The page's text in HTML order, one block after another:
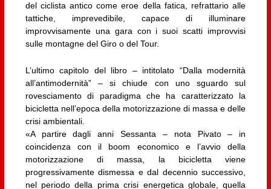
del ciclista antico come eroe della fatica, refrattario alle
tattiche, imprevedibile, capace di illuminare
improvvisamente una gara con i suoi scatti improvvisi
sulle montagne del Giro o del Tour.
L’ultimo capitolo del libro – intitolato “Dalla modernità
all’antimodernità” – si chiude con uno sguardo sul
rovesciamento di paradigma che ha caratterizzato la
bicicletta nell’epoca della motorizzazione di massa e delle
crisi ambientali.
«A partire dagli anni Sessanta – nota Pivato – in
coincidenza con il boom economico e l’avvio della
motorizzazione di massa, la bicicletta viene
progressivamente dismessa e dal decennio successivo,
nel periodo della prima crisi energetica globale, quella